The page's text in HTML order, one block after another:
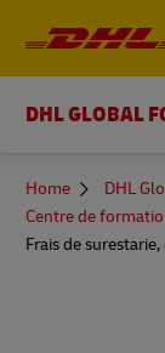
DHL GLOBAL
You
here
Home
DHL
Centre de
Frais de